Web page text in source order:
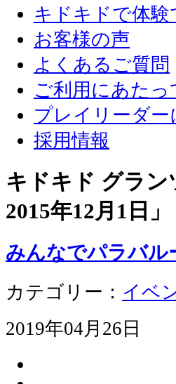
キドキドで体
お客様の声
よくあるご質問
ご利用にあたっ
プレイリーダー
採用情報
キドキド グラ
2015年12月1日 」
みんなでパラバル
カテゴリー： イベ
2019年04月26日